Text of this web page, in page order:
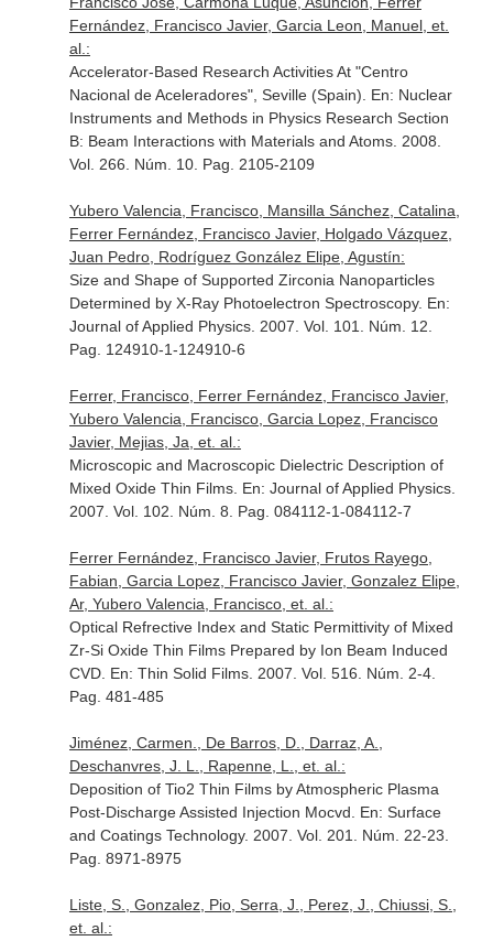
Fernández, Francisco Javier, Garcia Leon, Manuel, et.
al.:
Accelerator-Based Research Activities At "Centro
Nacional de Aceleradores", Seville (Spain). En: Nuclear
Instruments and Methods in Physics Research Section
B: Beam Interactions with Materials and Atoms. 2008.
Vol. 266. Núm. 10. Pag. 2105-2109
Yubero Valencia, Francisco, Mansilla Sánchez, Catalina,
Ferrer Fernández, Francisco Javier, Holgado Vázquez,
Juan Pedro, Rodríguez González Elipe, Agustín:
Size and Shape of Supported Zirconia Nanoparticles
Determined by X-Ray Photoelectron Spectroscopy. En:
Journal of Applied Physics. 2007. Vol. 101. Núm. 12.
Pag. 124910-1-124910-6
Ferrer, Francisco, Ferrer Fernández, Francisco Javier,
Yubero Valencia, Francisco, Garcia Lopez, Francisco
Javier, Mejias, Ja, et. al.:
Microscopic and Macroscopic Dielectric Description of
Mixed Oxide Thin Films. En: Journal of Applied Physics.
2007. Vol. 102. Núm. 8. Pag. 084112-1-084112-7
Ferrer Fernández, Francisco Javier, Frutos Rayego,
Fabian, Garcia Lopez, Francisco Javier, Gonzalez Elipe,
Ar, Yubero Valencia, Francisco, et. al.:
Optical Refrective Index and Static Permittivity of Mixed
Zr-Si Oxide Thin Films Prepared by Ion Beam Induced
CVD. En: Thin Solid Films. 2007. Vol. 516. Núm. 2-4.
Pag. 481-485
Jiménez, Carmen., De Barros, D., Darraz, A.,
Deschanvres, J. L., Rapenne, L., et. al.:
Deposition of Tio2 Thin Films by Atmospheric Plasma
Post-Discharge Assisted Injection Mocvd. En: Surface
and Coatings Technology. 2007. Vol. 201. Núm. 22-23.
Pag. 8971-8975
Liste, S., Gonzalez, Pio, Serra, J., Perez, J., Chiussi, S.,
et. al.: